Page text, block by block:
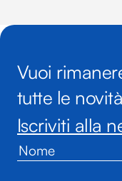
Vuoi
tutte le
Iscriviti alla